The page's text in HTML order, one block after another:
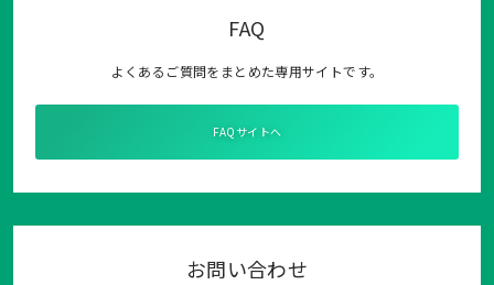
FAQ
よくあるご質問をまとめた専用サイトです。
FAQサイトへ
お問い合わせ